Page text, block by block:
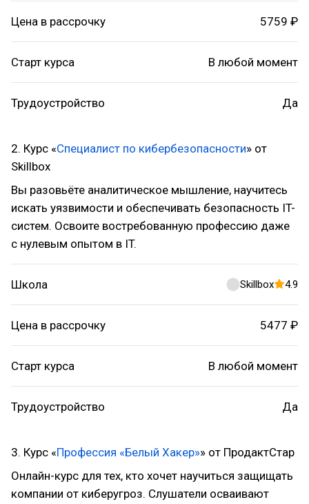
Цена в рассрочку 5759 ₽
Старт курса В любой момент
Трудоустройство Да
2. Курс «Специалист по кибербезопасности» от
Skillbox
Вы разовьёте аналитическое мышление, научитесь
искать уязвимости и обеспечивать безопасность IT-
систем. Освоите востребованную профессию даже
с нулевым опытом в IT.
Школа Skillbox 4.9
Цена в рассрочку 5477 ₽
Старт курса В любой момент
Трудоустройство Да
3. Курс «Профессия «Белый Хакер»» от ПродактСтар
Онлайн-курс для тех, кто хочет научиться защищать
компании от киберугроз. Слушатели осваивают